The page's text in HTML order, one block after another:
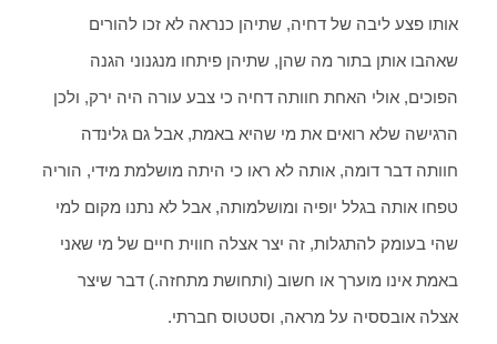
אותו פצע ליבה של דחיה, שתיהן כנראה לא זכו להורים
שאהבו אותן בתור מה שהן, שתיהן פיתחו מנגנוני הגנה
הפוכים, אולי האחת חוותה דחיה כי צבע עורה היה ירק, ולכן
הרגישה שלא רואים את מי שהיא באמת, אבל גם גלינדה
חוותה דבר דומה, אותה לא ראו כי היתה מושלמת מידי, הוריה
טפחו אותה בגלל יופיה ומושלמותה, אבל לא נתנו מקום למי
שהי בעומק להתגלות, זה יצר אצלה חווית חיים של מי שאני
באמת אינו מוערך או חשוב (ותחושת מתחזה.) דבר שיצר
אצלה אובססיה על מראה, וסטטוס חברתי.